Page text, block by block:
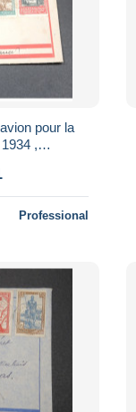
pour la
,
Professional